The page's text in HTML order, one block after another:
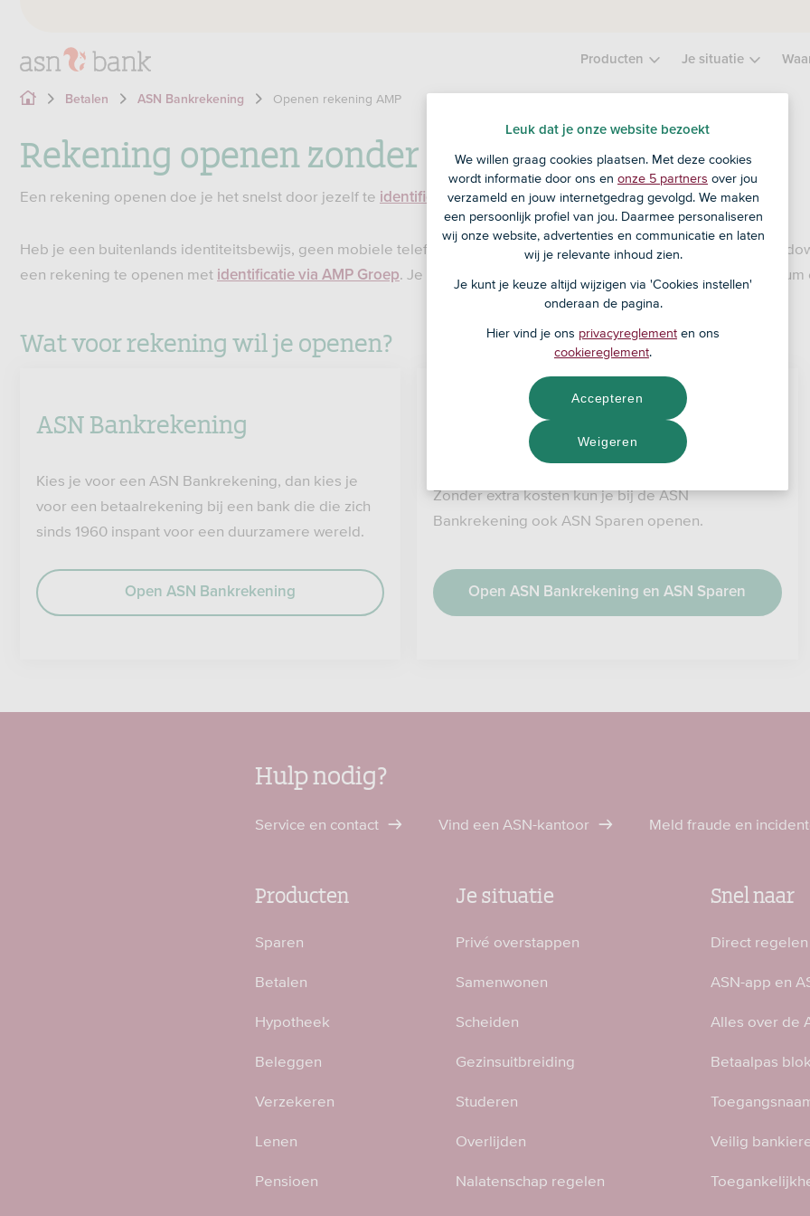
Producten Je situatie
Betalen ASN Bankrekening Openen rekening AMP
Rekening openen zonder ASN-app
Een rekening openen doe je het snelst door jezelf te identificeren via gezichtsherkenning in de ASN-app.
Heb je een buitenlands identiteitsbewijs, geen mobiele telefoon of kun je om een andere reden de ASN-app niet
een rekening te openen met identificatie via AMP Groep. Je maakt met hen een afspraak op een zelfgekozen
Wat voor rekening wil je openen?
ASN Bankrekening
Kies je voor een ASN Bankrekening, dan kies je
voor een betaalrekening bij een bank die die zich
sinds 1960 inspant voor een duurzamere wereld.
Open ASN Bankrekening
ASN Bankrekening en ASN
Zonder extra kosten kun je bij de ASN
Bankrekening ook ASN Sparen openen.
Open ASN Bankrekening en ASN Sparen
Hulp nodig?
Service en contact Vind een ASN-kantoor Meld fraude en
Producten
Sparen
Betalen
Hypotheek
Beleggen
Verzekeren
Lenen
Pensioen
Je situatie
Privé overstappen
Samenwonen
Scheiden
Gezinsuitbreiding
Studeren
Overlijden
Nalatenschap regelen
Snel naar
Direct regelen
ASN-app en
Alles over de
Betaalpas
Veilig
Leuk dat je onze website bezoekt
We willen graag cookies plaatsen. Met deze cookies
wordt informatie door ons en onze 5 partners over jou
verzameld en jouw internetgedrag gevolgd. We maken
een persoonlijk profiel van jou. Daarmee personaliseren
wij onze website, advertenties en communicatie en laten
wij je relevante inhoud zien.
Je kunt je keuze altijd wijzigen via 'Cookies instellen'
onderaan de pagina.
Hier vind je ons privacyreglement en ons
cookiereglement.
Weigeren
Accepteren